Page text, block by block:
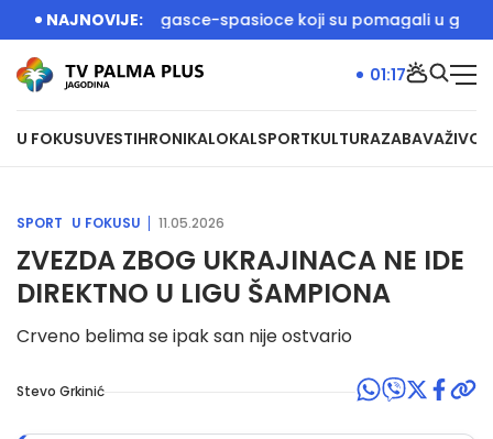
NAJNOVIJE:
dočekali vatrogasce-spasioce koji su pomagali u gašenju
U FOKUSUVESTIHRONIKALOKALSPORTKULTURAZABAVAŽIVOT
01:17
SPORT U FOKUSU 11.05.2026
ZVEZDA ZBOG UKRAJINACA NE IDE
DIREKTNO U LIGU ŠAMPIONA
Crveno belima se ipak san nije ostvario
Stevo Grkinić